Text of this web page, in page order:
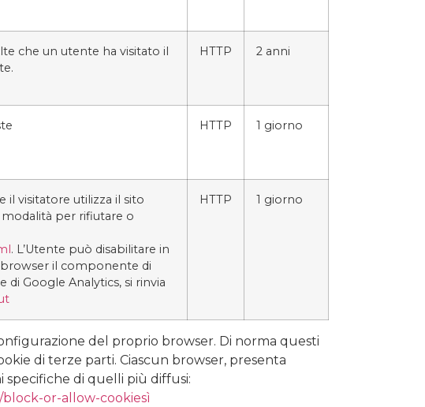
che un utente ha visitato il
HTTP 2 anni
HTTP 1 giorno
il visitatore utilizza il sito
per rifiutare o
. L’Utente può disabilitare in
il componente di
Google Analytics, si rinvia
HTTP 1 giorno
del proprio browser. Di norma questi
di terze parti. Ciascun browser, presenta
specifiche di quelli più diffusi:
or-allow-cookiesì